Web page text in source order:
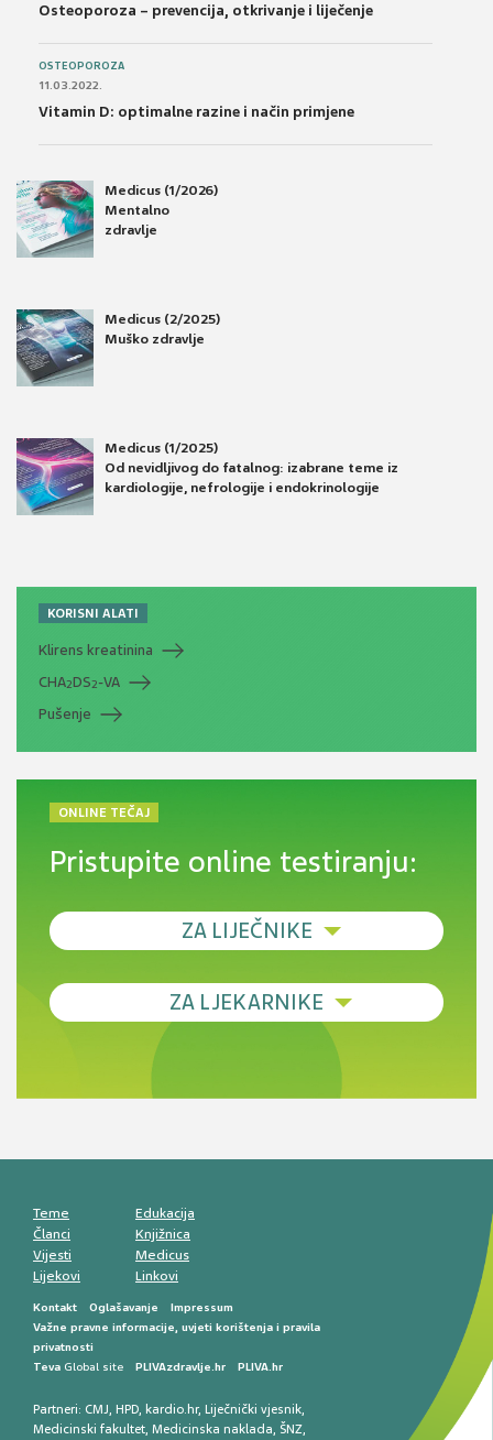
Osteoporoza – prevencija, otkrivanje i liječenje
OSTEOPOROZA
11.03.2022.
Vitamin D: optimalne razine i način primjene
Medicus (1/2026)
Mentalno
zdravlje
Medicus (2/2025)
Muško zdravlje
Medicus (1/2025)
Od nevidljivog do fatalnog: izabrane teme iz
kardiologije, nefrologije i endokrinologije
KORISNI ALATI
Klirens kreatinina
CHA2DS2-VA
Pušenje
ONLINE TEČAJ
Pristupite online testiranju:
ZA LIJEČNIKE
Debljina - od prevencije do personalizirane
Novi pogled na migrenu: komorbiditeti, spolne
razlike i nove terapije
smetnji do rane onkološke dijagnostike
ZA LJEKARNIKE
Antikoagulansi u ljekarničkoj praksi –
Teme
Članci
Vijesti
Lijekovi
Edukacija
Knjižnica
Medicus
Linkovi
Kontakt Oglašavanje
Impressum
Važne pravne informacije, uvjeti korištenja i pravila
privatnosti
Teva Global site PLIVAzdravlje.hr PLIVA.hr
Partneri: CMJ, HPD, kardio.hr, Liječnički vjesnik,
Medicinski fakultet, Medicinska naklada, ŠNZ,